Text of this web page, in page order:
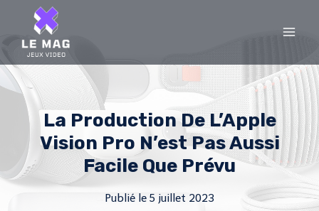
content
La Production De L’Apple
Vision Pro N’est Pas Aussi
Facile Que Prévu
Publié le 5 juillet 2023